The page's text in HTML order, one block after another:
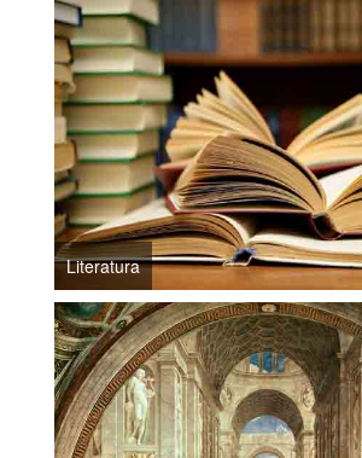
Literatura